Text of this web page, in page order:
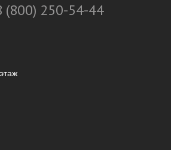
(800) 250-54-44